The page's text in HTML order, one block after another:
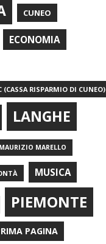
CUNEO
ECONOMIA
(CASSA RISPARMIO DI CUNEO)
LANGHE
MAURIZIO MARELLO
MUSICA
PIEMONTE
PAGINA